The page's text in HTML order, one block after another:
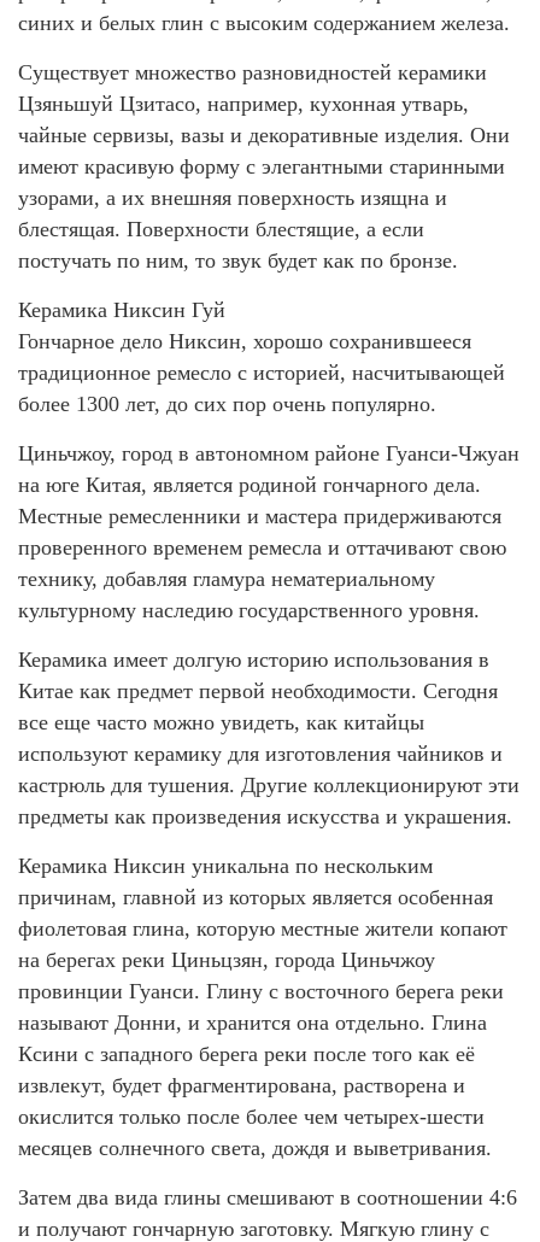
синих и белых глин с высоким содержанием железа.
Существует множество разновидностей керамики
Цзяньшуй Цзитасо, например, кухонная утварь,
чайные сервизы, вазы и декоративные изделия. Они
имеют красивую форму с элегантными старинными
узорами, а их внешняя поверхность изящна и
блестящая. Поверхности блестящие, а если
постучать по ним, то звук будет как по бронзе.
Керамика Никсин Гуй
Гончарное дело Никсин, хорошо сохранившееся
традиционное ремесло с историей, насчитывающей
более 1300 лет, до сих пор очень популярно.
Циньчжоу, город в автономном районе Гуанси-Чжуан
на юге Китая, является родиной гончарного дела.
Местные ремесленники и мастера придерживаются
проверенного временем ремесла и оттачивают свою
технику, добавляя гламура нематериальному
культурному наследию государственного уровня.
Керамика имеет долгую историю использования в
Китае как предмет первой необходимости. Сегодня
все еще часто можно увидеть, как китайцы
используют керамику для изготовления чайников и
кастрюль для тушения. Другие коллекционируют эти
предметы как произведения искусства и украшения.
Керамика Никсин уникальна по нескольким
причинам, главной из которых является особенная
фиолетовая глина, которую местные жители копают
на берегах реки Циньцзян, города Циньчжоу
провинции Гуанси. Глину с восточного берега реки
называют Донни, и хранится она отдельно. Глина
Ксини с западного берега реки после того как её
извлекут, будет фрагментирована, растворена и
окислится только после более чем четырех-шести
месяцев солнечного света, дождя и выветривания.
Затем два вида глины смешивают в соотношении 4:6
и получают гончарную заготовку. Мягкую глину с